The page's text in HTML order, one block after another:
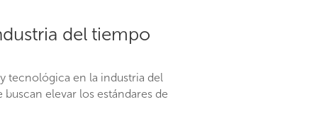
del tiempo
tecnológica en la industria del
elevar los estándares de